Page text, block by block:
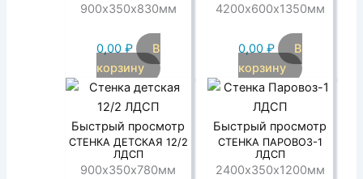
900х350х830мм
0,00 ₽
В
корзину
4200х600х1350мм
0,00 ₽
В
корзину
Быстрый просмотр
СТЕНКА ДЕТСКАЯ 12/2
ЛДСП
900х350х780мм
Быстрый просмотр
СТЕНКА ПАРОВОЗ-1
ЛДСП
2400х350х1200мм